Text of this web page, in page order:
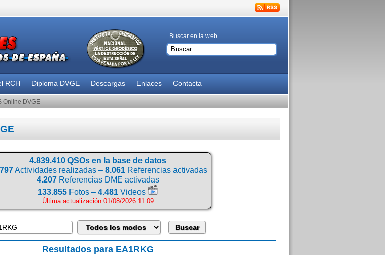
Buscar en la web
RCH Diploma DVGE Descargas Enlaces Contacta
Online DVGE
4.839.410 QSOs en la base de datos
Actividades realizadas – 8.061Referencias activadas
4.207Referencias DME activadas
133.855 Fotos – 4.481 Videos
Última actualización 01/08/2026 11:09
Resultados para EA1RKG